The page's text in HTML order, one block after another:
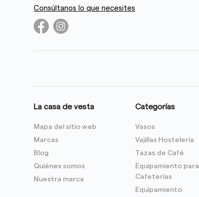
Consúltanos lo que necesites
La casa de vesta
Mapa del sitio web
Marcas
Blog
Quiénes somos
Nuestra marca
Categorías
Vasos
Vajillas Hostelería
Tazas de Café
Equipamiento para
Cafeterías
Equipamiento